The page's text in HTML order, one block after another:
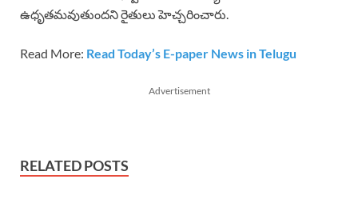
ఉధృతమవుతుందని రైతులు హెచ్చరించారు.
Read More: Read Today’s E-paper News in Telugu
Advertisement
RELATED POSTS